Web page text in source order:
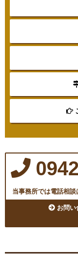
当事務所では電話相
お問い